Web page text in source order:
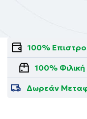
100%
100%
Δωρεάν